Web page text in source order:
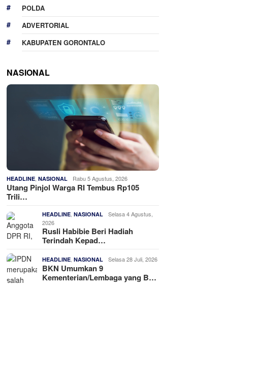
POLDA
ADVERTORIAL
KABUPATEN GORONTALO
NASIONAL
HEADLINE ,NASIONAL Rabu 5 Agustus, 2026
Utang Pinjol Warga RI Tembus Rp105
Trili…
HEADLINE ,NASIONAL
Selasa 4 Agustus,
2026
Rusli Habibie Beri Hadiah
Terindah Kepad…
HEADLINE ,NASIONAL Selasa 28 Juli, 2026
BKN Umumkan 9
Kementerian/Lembaga yang B…